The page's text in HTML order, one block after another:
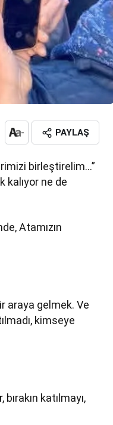
- PAYLAŞ
birleştirelim…”
kalıyor ne de
Atamızın
araya gelmek. Ve
kimseye
katılmayı,